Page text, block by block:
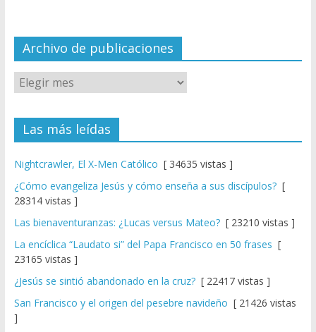
el
Archivo de publicaciones
Las más leídas
Nightcrawler, El X-Men Católico [ 34635 vistas ]
¿Cómo evangeliza Jesús y cómo enseña a sus discípulos?[
28314 vistas ]
Las bienaventuranzas: ¿Lucas versus Mateo?[ 23210 vistas ]
La encíclica “Laudato si” del Papa Francisco en 50 frases [
23165 vistas ]
¿Jesús se sintió abandonado en la cruz?[ 22417 vistas ]
San Francisco y el origen del pesebre navideño [ 21426 vistas
]